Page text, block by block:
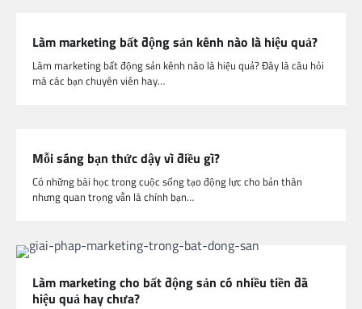
Làm marketing bất động sản kênh nào là hiệu quả?
Làm marketing bất động sản kênh nào là hiệu quả? Đây là câu hỏi
mà các bạn chuyên viên hay…
Mỗi sáng bạn thức dậy vì điều gì?
Có những bài học trong cuộc sống tạo động lực cho bản thân
nhưng quan trọng vẫn là chính bạn…
Làm marketing cho bất động sản có nhiều tiền đã
hiệu quả hay chưa?